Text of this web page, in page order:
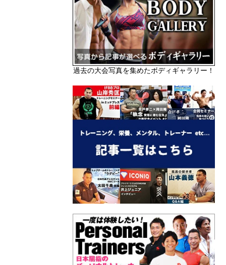
過去の大会写真を集めたボディギャラリー！